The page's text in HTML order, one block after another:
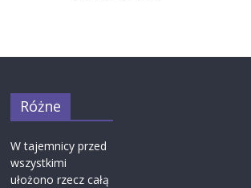
Różne
W tajemnicy przed
wszystkimi
ułożono rzecz całą